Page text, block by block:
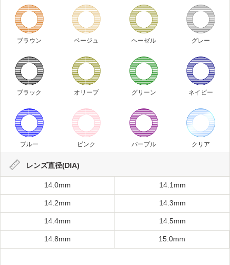
ブラウン ベージュ ヘーゼル グレー
ブラック オリーブ グリーン ネイビー
ブルー ピンク パープル クリア
レンズ直径(DIA)
14.0mm 14.1mm
14.2mm 14.3mm
14.4mm 14.5mm
14.8mm 15.0mm